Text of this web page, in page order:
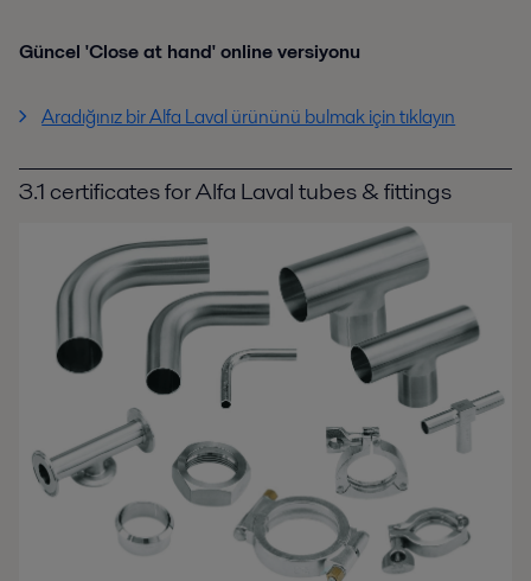
Güncel 'Close at hand' online versiyonu
Aradığınız bir Alfa Laval ürününü bulmak için tıklayın
3.1 certificates for Alfa Laval tubes & fittings